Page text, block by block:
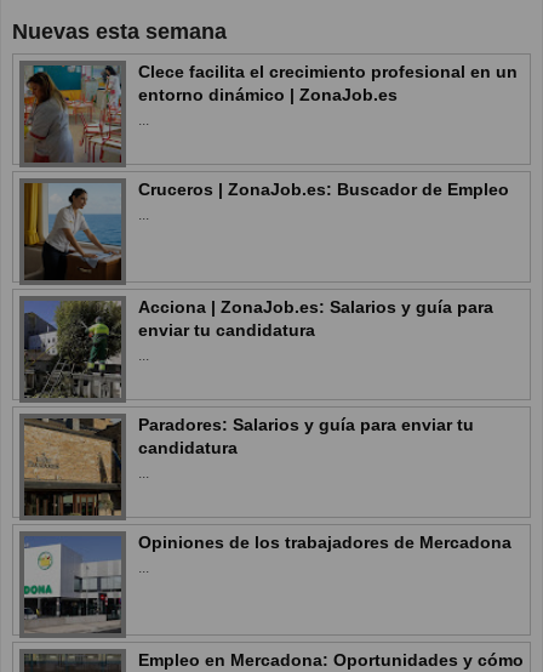
Nuevas esta semana
Clece facilita el crecimiento profesional en un
entorno dinámico | ZonaJob.es
...
Cruceros | ZonaJob.es: Buscador de Empleo
...
Acciona | ZonaJob.es: Salarios y guía para
enviar tu candidatura
...
Paradores: Salarios y guía para enviar tu
candidatura
...
Opiniones de los trabajadores de Mercadona
...
Empleo en Mercadona: Oportunidades y cómo